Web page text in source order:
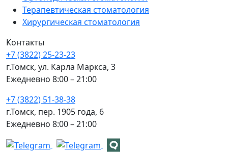
Терапевтическая стоматология
Хирургическая стоматология
Контакты
+7 (3822) 25-23-23
г.Томск, ул. Карла Маркса, 3
Ежедневно 8:00 – 21:00
+7 (3822) 51-38-38
г.Томск, пер. 1905 года, 6
Ежедневно 8:00 – 21:00